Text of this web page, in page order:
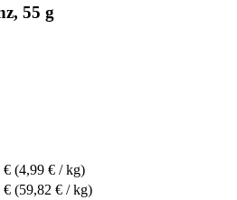
55 g
€ (4,99 € / kg)
€ (59,82 € / kg)